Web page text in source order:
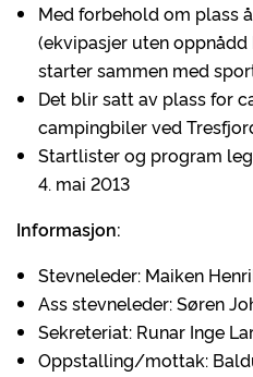
Med forbehold om plass
(ekvipasjer uten
starter sammen med
Det blir satt av plass for
campingbiler ved
Startlister og program
4. mai 2013
Informasjon:
Stevneleder: Maiken
Ass stevneleder: Søren
Sekreteriat: Runar Inge
Oppstalling/mottak: